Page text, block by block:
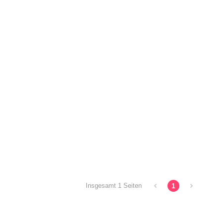
Insgesamt 1 Seiten 1